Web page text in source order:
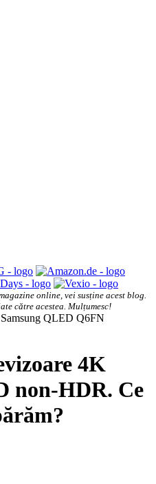
online, vei susține acest blog.
către acestea. Mulțumesc!
4K
non-HDR. Ce